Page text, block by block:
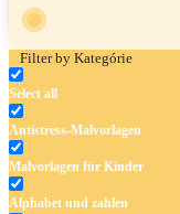
Filter by Kategórie
Select all
Antistress-Malvorlagen
Malvorlagen für Kinder
Alphabet und zahlen